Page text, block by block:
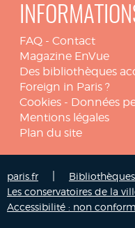
FAQ - Contact
Magazine EnVue
Des bibliothèques
Foreign in Paris ?
Cookies - Données
Mentions légales
Plan du site
paris.fr
Les conservatoires de la
Accessibilité : non